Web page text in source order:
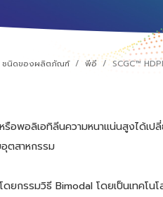
ชนิดของผลิตภัณฑ์ พีอี SCGC™
รือพอลิเอทิลีนความหนาแน่นสูงได้เ
ตสาหกรรม
ดยกรรมวิธี Bimodal โดยเป็นเทค